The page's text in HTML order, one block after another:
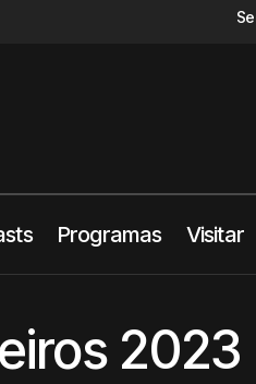
Programas Visitar
2023